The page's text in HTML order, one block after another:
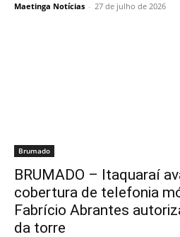
Maetinga Notícias - 27 de julho de 2026
Brumado
BRUMADO – Itaquaraí
cobertura de telefonia
Fabrício Abrantes
da torre